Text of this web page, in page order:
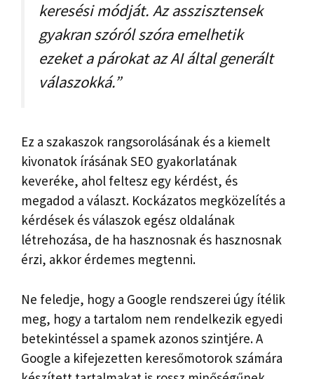
keresési módját. Az asszisztensek
gyakran szóról szóra emelhetik
ezeket a párokat az AI által generált
válaszokká.”
Ez a szakaszok rangsorolásának és a kiemelt
kivonatok írásának SEO gyakorlatának
keveréke, ahol feltesz egy kérdést, és
megadod a választ. Kockázatos megközelítés a
kérdések és válaszok egész oldalának
létrehozása, de ha hasznosnak és hasznosnak
érzi, akkor érdemes megtenni.
Ne feledje, hogy a Google rendszerei úgy ítélik
meg, hogy a tartalom nem rendelkezik egyedi
betekintéssel a spamek azonos szintjére. A
Google a kifejezetten keresőmotorok számára